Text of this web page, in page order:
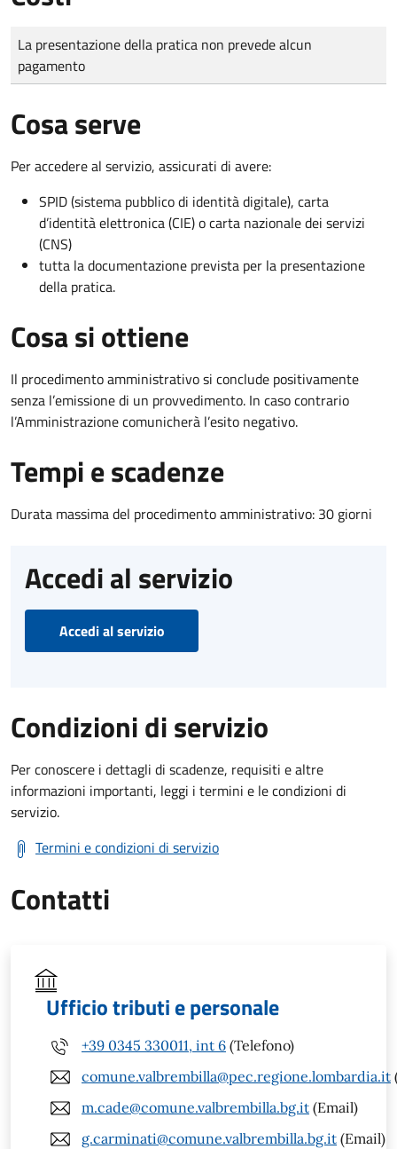
Tipo di pagamento
Importo
La presentazione della pratica non prevede alcun
pagamento
Cosa serve
Per accedere al servizio, assicurati di avere:
SPID (sistema pubblico di identità digitale), carta
d’identità elettronica (CIE) o carta nazionale dei servizi
(CNS)
tutta la documentazione prevista per la presentazione
della pratica.
Cosa si ottiene
Il procedimento amministrativo si conclude positivamente
senza l’emissione di un provvedimento. In caso contrario
l’Amministrazione comunicherà l’esito negativo.
Tempi e scadenze
Durata massima del procedimento amministrativo: 30 giorni
Accedi al servizio
Accedi al servizio
Condizioni di servizio
Per conoscere i dettagli di scadenze, requisiti e altre
informazioni importanti, leggi i termini e le condizioni di
servizio.
Termini e condizioni di servizio
Contatti
Ufficio tributi e personale
+39 0345 330011, int 6 (Telefono)
comune.valbrembilla@pec.regione.lombardia.it
m.cade@comune.valbrembilla.bg.it (Email)
g.carminati@comune.valbrembilla.bg.it (Email)